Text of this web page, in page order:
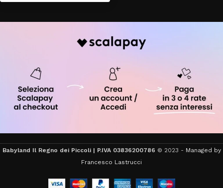
Babyland Il Regno dei Piccoli | P.IVA 03836200786 © 2023 - Managed by
Francesco Lastrucci